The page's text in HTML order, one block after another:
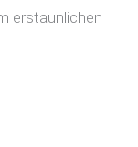
erstaunlichen